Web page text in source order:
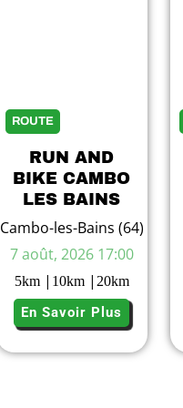
ROUTE
RUN AND
BIKE CAMBO
LES BAINS
Cambo-les-Bains (64)
7 août, 2026 17:00
5km| 10km| 20km
En Savoir Plus